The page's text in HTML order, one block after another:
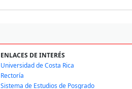
ENLACES DE INTERÉS
Universidad de Costa Rica
Rectoría
Sistema de Estudios de Posgrado